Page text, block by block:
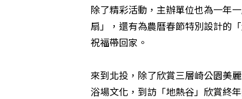
除了精彩活動，主辦單位也為一年
扇」，還有為農曆春節特別設計的
祝福帶回家。
來到北投，除了欣賞三層崎公園美
浴場文化，到訪「地熱谷」欣賞終